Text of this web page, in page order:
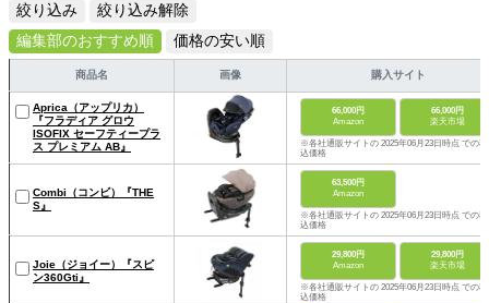
絞り込み
絞り込み解除
編集部のおすすめ順
価格の安い順
商品名 画像 購入サイト
Aprica（アップリカ）
『フラディア グロウ
ISOFIX セーフティープラ
ス プレミアム AB』
66,000円
Amazon
66,000円
楽天市場
※各社通販サイトの 2025年06月23日時点 での税
込価格
Combi（コンビ）『THE
S』
63,500円
Amazon
※各社通販サイトの 2025年06月23日時点 での税
込価格
Joie（ジョイー）『スピ
ン360Gti』
29,800円
Amazon
29,800円
楽天市場
※各社通販サイトの 2025年06月23日時点 での税
込価格